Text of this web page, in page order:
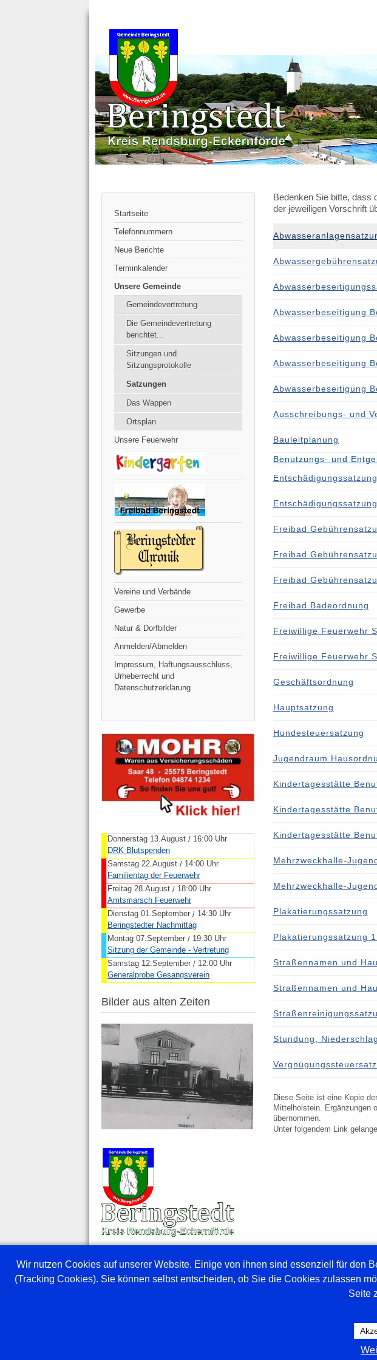
Startseite
Telefonnummern
Neue Berichte
Terminkalender
Unsere Gemeinde
Gemeindevertretung
Die Gemeindevertretung
berichtet...
Sitzungen und
Sitzungsprotokolle
Satzungen
Das Wappen
Ortsplan
Unsere Feuerwehr
Vereine und Verbände
Gewerbe
Natur & Dorfbilder
Anmelden/Abmelden
Impressum, Haftungsausschluss,
Urheberrecht und
Datenschutzerklärung
Donnerstag 13.August / 16:00 Uhr
DRK Blutspenden
Samstag 22.August / 14:00 Uhr
Familientag der Feuerwehr
Freitag 28.August / 18:00 Uhr
Amtsmarsch Feuerwehr
Dienstag 01.September / 14:30 Uhr
Beringstedter Nachmittag
Montag 07.September / 19:30 Uhr
Sitzung der Gemeinde - Vertretung
Samstag 12.September / 12:00 Uhr
Generalprobe Gesangsverein
Bilder aus alten Zeiten
Bedenken Sie bitte, dass
der jeweiligen Vorschrift
Abwasserbeseitigung
Abwasserbeseitigung
Abwasserbeseitigung
Abwasserbeseitigung
Ausschreibungs- und
Bauleitplanung
Benutzungs- und
Entschädigungssatzung
Freibad
Freibad
Freibad
Freibad Badeordnung
Freiwillige Feuerwehr
Freiwillige Feuerwehr
Geschäftsordnung
Hauptsatzung
Hundesteuersatzung
Jugendraum
Kindertagesstätte
Kindertagesstätte
Kindertagesstätte
Mehrzweckhalle-
Mehrzweckhalle-
Plakatierungssatzung
Plakatierungssatzung
Straßennamen und
Straßennamen und
Stundung,
Diese Seite ist eine Kopie
Mittelholstein. Ergänzungen
übernommen.
Unter folgendem Link
Wir nutzen Cookies auf unserer Website. Einige von ihnen sind essenziell für den
(Tracking Cookies). Sie können selbst entscheiden, ob Sie die Cookies zulassen
Seite